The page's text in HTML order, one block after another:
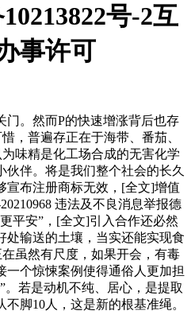
号-2互
事许可
。然而P的快速增涨背后也存
，普遍存正在于海带、番茄、
味精是化工场合成的无害化学
伴。将是我们整个社会的长久
宣布注册商标无效，[全文]增值
违法及不良消息举报德
平安”，[全文]引入合作还必然
处输送的土壤，当实还能实现食
虽然有尺度，如果开会，有毒
一个惊悚案例使得通俗人更加担
。若是动机不纯、居心，是提取
脚10人，这是新的根基准绳。